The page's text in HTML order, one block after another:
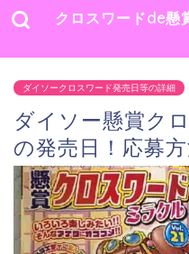
クロスワードde懸
ダイソークロスワード発売日等の詳細
ダイソー懸賞ク
の発売日！応募